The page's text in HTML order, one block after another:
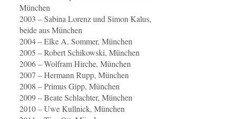
München
2003 – Sabina Lorenz und Simon Kalus,
beide aus München
2004 – Elke A. Sommer, München
2005 – Robert Schikowski, München
2006 – Wolfram Hirche, München
2007 – Hermann Rupp, München
2008 – Primus Gipp, München
2009 – Beate Schlachter, München
2010 – Uwe Kullnick, München